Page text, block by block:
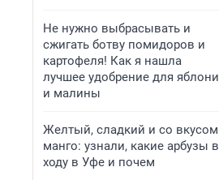
Не нужно выбрасывать и
сжигать ботву помидоров и
картофеля! Как я нашла
лучшее удобрение для яблони
и малины
Желтый, сладкий и со вкусом
манго: узнали, какие арбузы в
ходу в Уфе и почем